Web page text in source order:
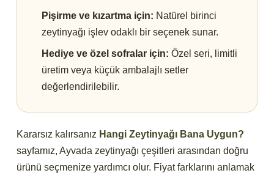
Pişirme ve kızartma için: Natürel birinci
zeytinyağı işlev odaklı bir seçenek sunar.
Hediye ve özel sofralar için: Özel seri, limitli
üretim veya küçük ambalajlı setler
değerlendirilebilir.
Kararsız kalırsanız Hangi Zeytinyağı Bana Uygun?
sayfamız, Ayvada zeytinyağı çeşitleri arasından doğru
ürünü seçmenize yardımcı olur. Fiyat farklarını anlamak